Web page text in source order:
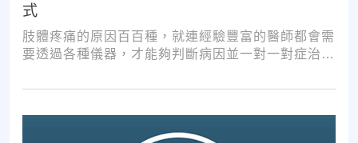
式
肢體疼痛的原因百百種，就連經驗豐富的醫師都會需
要透過各種儀器，才能夠判斷病因並一對一對症治
次推拿、按摩，都難以讓您徹底擺脫不適。